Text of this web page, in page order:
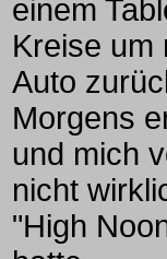
einem
Kreise um
Auto
Morgens
und mich
nicht
"High